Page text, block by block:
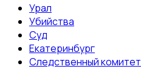
Урал
Убийства
Суд
Екатеринбург
Следственный комитет